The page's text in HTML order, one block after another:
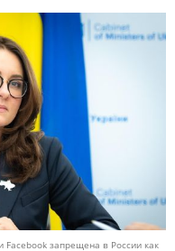
запрещена в России как